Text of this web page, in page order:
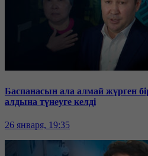
Баспанасын ала алмай жүрген
алдына түнеуге келді
26 января, 19:35